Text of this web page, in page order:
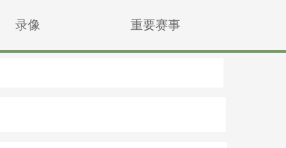
录像 重要赛事